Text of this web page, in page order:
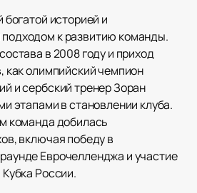
богатой историей и
к развитию команды.
в 2008 году и приход
как олимпийский чемпион
и сербский тренер Зоран
этапами в становлении клуба.
команда добилась
включая победу в
Еврочелленджа и участие
России.